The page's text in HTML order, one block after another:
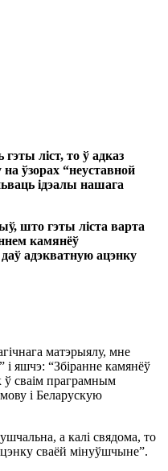
ліст, то ў адказ
ўзорах “неуставной
ідэалы нашага
што гэты ліста варта
камянёў
адэкватную ацэнку
матэрыялу, мне
яшчэ: “Збіранне камянёў
ў сваім праграмным
і Беларускую
а калі свядома, то
сваёй мінуўшчыне”.